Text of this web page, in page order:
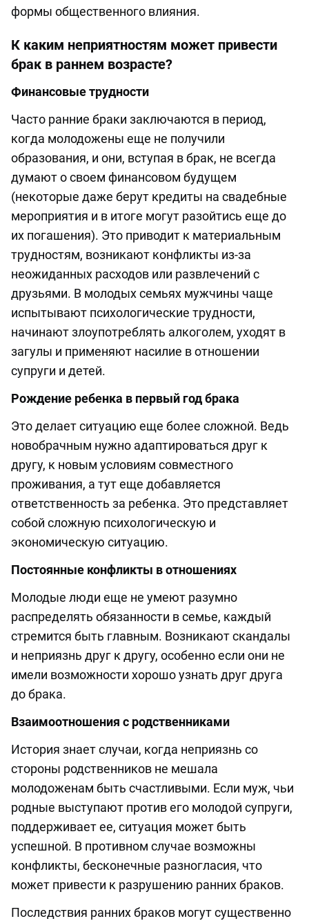
формы общественного влияния.
К каким неприятностям может привести
брак в раннем возрасте?
Финансовые трудности
Часто ранние браки заключаются в период,
когда молодожены еще не получили
образования, и они, вступая в брак, не всегда
думают о своем финансовом будущем
(некоторые даже берут кредиты на свадебные
мероприятия и в итоге могут разойтись еще до
их погашения). Это приводит к материальным
трудностям, возникают конфликты из-за
неожиданных расходов или развлечений с
друзьями. В молодых семьях мужчины чаще
испытывают психологические трудности,
начинают злоупотреблять алкоголем, уходят в
загулы и применяют насилие в отношении
супруги и детей.
Рождение ребенка в первый год брака
Это делает ситуацию еще более сложной. Ведь
новобрачным нужно адаптироваться друг к
другу, к новым условиям совместного
проживания, а тут еще добавляется
ответственность за ребенка. Это представляет
собой сложную психологическую и
экономическую ситуацию.
Постоянные конфликты в отношениях
Молодые люди еще не умеют разумно
распределять обязанности в семье, каждый
стремится быть главным. Возникают скандалы
и неприязнь друг к другу, особенно если они не
имели возможности хорошо узнать друг друга
до брака.
Взаимоотношения с родственниками
История знает случаи, когда неприязнь со
стороны родственников не мешала
молодоженам быть счастливыми. Если муж, чьи
родные выступают против его молодой супруги,
поддерживает ее, ситуация может быть
успешной. В противном случае возможны
конфликты, бесконечные разногласия, что
может привести к разрушению ранних браков.
Последствия ранних браков могут существенно